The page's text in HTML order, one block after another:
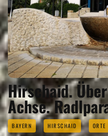
Hirschaid.
Achse.
BAYERN HIRSCHAID ORTE